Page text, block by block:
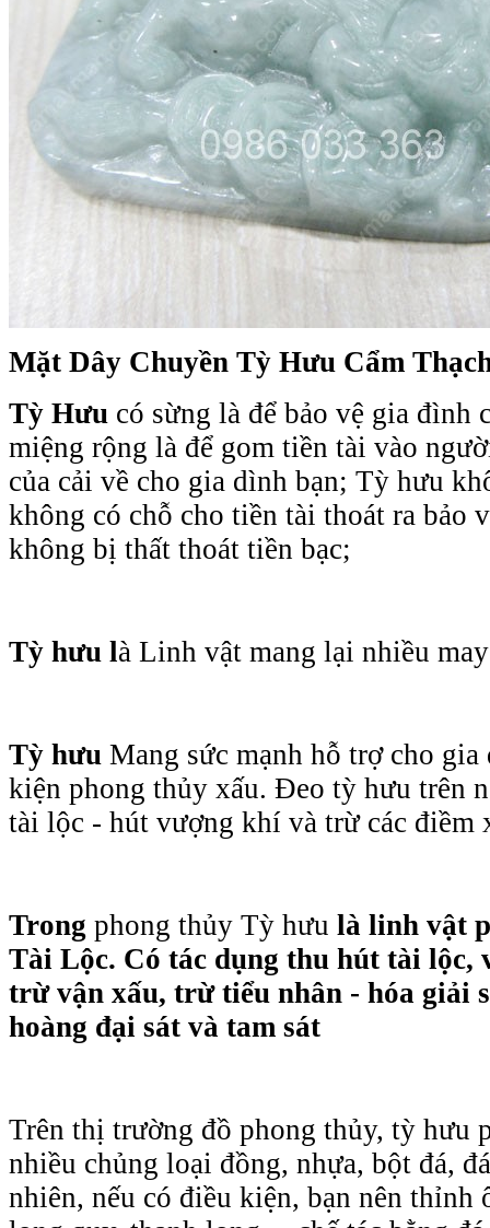
Mặt Dây Chuyền Tỳ Hưu Cẩm
Tỳ Hưu có sừng là để bảo vệ gia đình
miệng rộng là để gom tiền tài vào
của cải về cho gia dình bạn; Tỳ hưu
không có chỗ cho tiền tài thoát ra bảo
không bị thất thoát tiền bạc;
Tỳ hưu là Linh vật mang lại nhiều
Tỳ hưu Mang sức mạnh hỗ trợ cho
kiện phong thủy xấu. Đeo tỳ hưu trên
tài lộc - hút vượng khí và trừ các điềm
Trong phong thủy Tỳ hưu là linh vật
Tài Lộc. Có tác dụng thu hút tài lộc,
trừ vận xấu, trừ tiểu nhân - hóa giải
hoàng đại sát và tam sát
Trên thị trường đồ phong thủy, tỳ hưu
nhiều chủng loại đồng, nhựa, bột đá,
nhiên, nếu có điều kiện, bạn nên thỉnh